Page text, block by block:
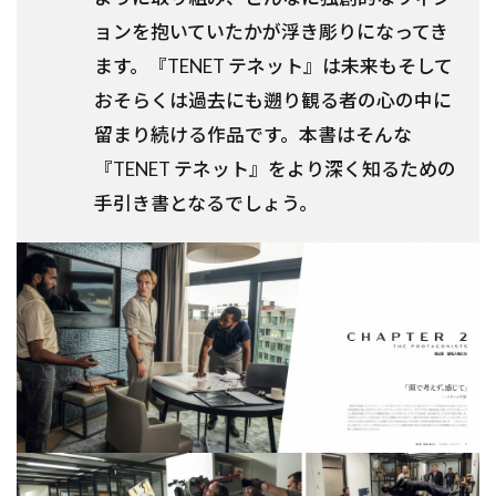
ョンを抱いていたかが浮き彫りになってき
ます。『TENET テネット』は未来も――そして
おそらくは過去にも遡り――観る者の心の中に
留まり続ける作品です。本書はそんな
『TENET テネット』をより深く知るための
手引き書となるでしょう。